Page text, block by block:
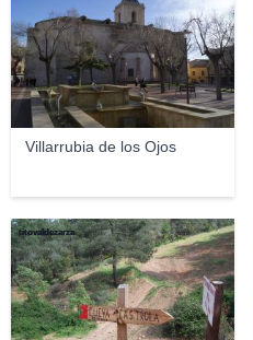
Villarrubia de los Ojos
titovaldezarza